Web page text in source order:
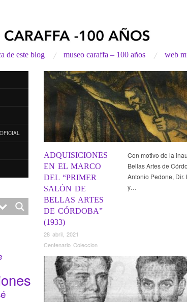
de este blog museo caraffa – 100 años web
ADQUISICIONES
EN EL MARCO
DEL “PRIMER
SALÓN DE
BELLAS ARTES
DE CÓRDOBA”
(1933)
28 abril, 2021
Centenario Coleccion
Con motivo de la
Bellas Artes de
Antonio Pedone,
y…